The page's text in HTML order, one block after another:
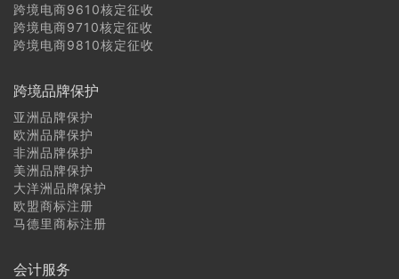
跨境电商9610核定征收
跨境电商9710核定征收
跨境电商9810核定征收
跨境品牌保护
亚洲品牌保护
欧洲品牌保护
非洲品牌保护
美洲品牌保护
大洋洲品牌保护
欧盟商标注册
马德里商标注册
会计服务